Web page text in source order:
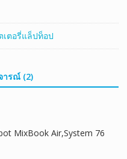
เตอรี่แล็ปท็อป
ารณ์ (2)
MixBook Air,System 76